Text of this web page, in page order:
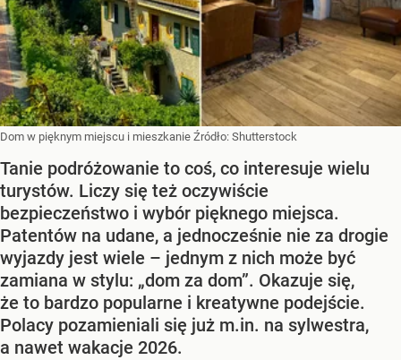
Dom w pięknym miejscu i mieszkanie Źródło: Shutterstock
Tanie podróżowanie to coś, co interesuje wielu
turystów. Liczy się też oczywiście
bezpieczeństwo i wybór pięknego miejsca.
Patentów na udane, a jednocześnie nie za drogie
wyjazdy jest wiele – jednym z nich może być
zamiana w stylu: „dom za dom”. Okazuje się,
że to bardzo popularne i kreatywne podejście.
Polacy pozamieniali się już m.in. na sylwestra,
a nawet wakacje 2026.